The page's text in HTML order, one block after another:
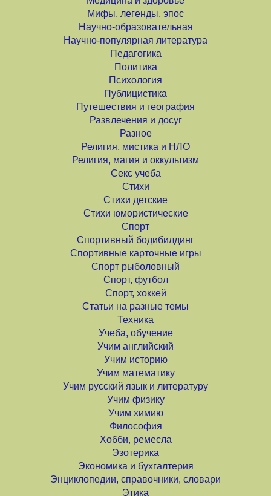
Мифы, легенды, эпос
Научно-образовательная
Научно-популярная литература
Педагогика
Политика
Психология
Публицистика
Путешествия и география
Развлечения и досуг
Разное
Религия, мистика и НЛО
Религия, магия и оккультизм
Секс учеба
Стихи
Стихи детские
Стихи юмористические
Спорт
Спортивный бодибилдинг
Спортивные карточные игры
Спорт рыболовный
Спорт, футбол
Спорт, хоккей
Статьи на разные темы
Техника
Учеба, обучение
Учим английский
Учим историю
Учим математику
Учим русский язык и литературу
Учим физику
Учим химию
Философия
Хобби, ремесла
Эзотерика
Экономика и бухгалтерия
Энциклопедии, справочники, словари
Этика